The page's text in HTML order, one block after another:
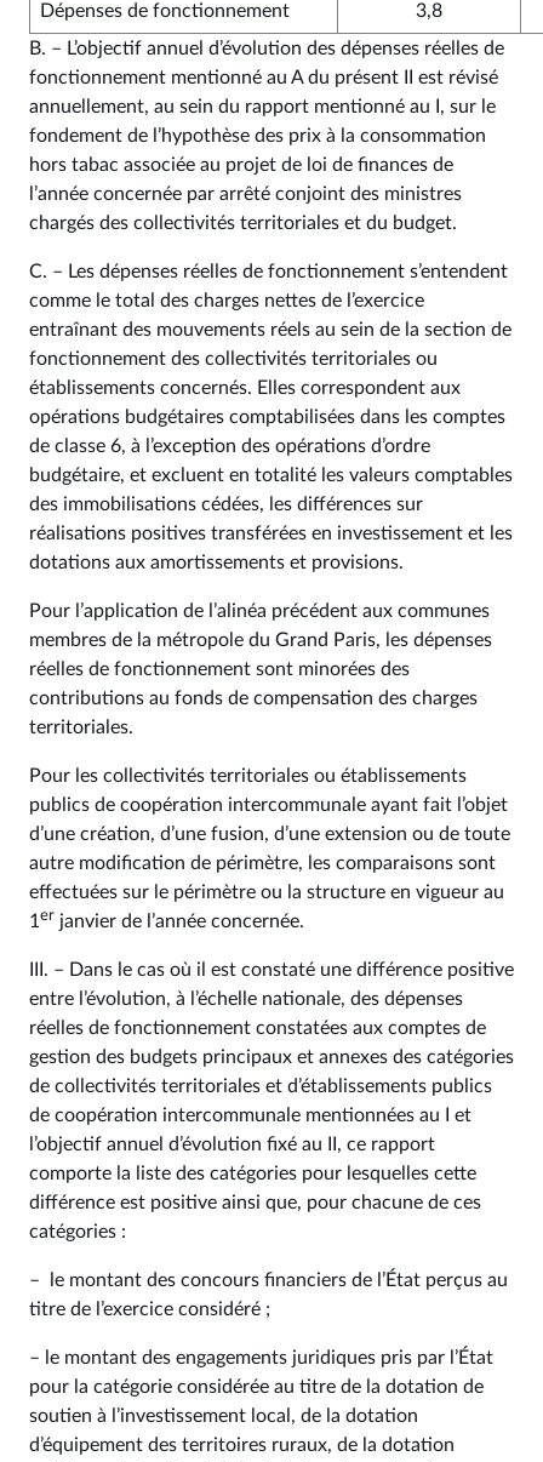
Dépenses de fonctionnement
3,8
B. – L’objectif annuel d’évolution des dépenses réelles de
fonctionnement mentionné au A du présent II est révisé
annuellement, au sein du rapport mentionné au I, sur le
fondement de l’hypothèse des prix à la consommation
hors tabac associée au projet de loi de finances de
l’année concernée par arrêté conjoint des ministres
chargés des collectivités territoriales et du budget.
C. – Les dépenses réelles de fonctionnement s’entendent
comme le total des charges nettes de l’exercice
entraînant des mouvements réels au sein de la section de
fonctionnement des collectivités territoriales ou
établissements concernés. Elles correspondent aux
opérations budgétaires comptabilisées dans les comptes
de classe 6, à l’exception des opérations d’ordre
budgétaire, et excluent en totalité les valeurs comptables
des immobilisations cédées, les différences sur
réalisations positives transférées en investissement et les
dotations aux amortissements et provisions.
Pour l’application de l’alinéa précédent aux communes
membres de la métropole du Grand Paris, les dépenses
réelles de fonctionnement sont minorées des
contributions au fonds de compensation des charges
territoriales.
Pour les collectivités territoriales ou établissements
publics de coopération intercommunale ayant fait l’objet
d’une création, d’une fusion, d’une extension ou de toute
autre modification de périmètre, les comparaisons sont
effectuées sur le périmètre ou la structure en vigueur au
1 er janvier de l’année concernée.
III. – Dans le cas où il est constaté une différence positive
entre l’évolution, à l’échelle nationale, des dépenses
réelles de fonctionnement constatées aux comptes de
gestion des budgets principaux et annexes des catégories
de collectivités territoriales et d’établissements publics
de coopération intercommunale mentionnées au I et
l’objectif annuel d’évolution fixé au II, ce rapport
comporte la liste des catégories pour lesquelles cette
différence est positive ainsi que, pour chacune de ces
catégories :
– le montant des concours financiers de l’État perçus au
titre de l’exercice considéré ;
– le montant des engagements juridiques pris par l’État
pour la catégorie considérée au titre de la dotation de
soutien à l’investissement local, de la dotation
d’équipement des territoires ruraux, de la dotation